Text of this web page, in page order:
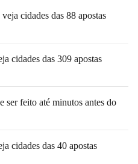
cidades das 88 apostas
cidades das 309 apostas
ser feito até minutos antes do
cidades das 40 apostas